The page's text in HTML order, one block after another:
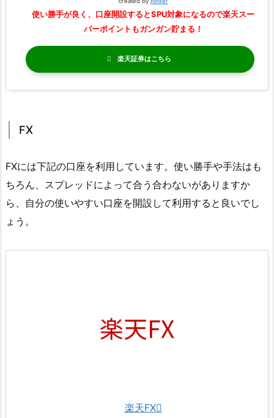
使い勝手が良く、口座開設するとSPU対象になるので楽天スー
パーポイントもガンガン貯まる！
楽天証券
FX
FXには下記の口座を利用しています。使い勝手や手法はも
ちろん、スプレッドによって合う合わないがありますか
ら、自分の使いやすい口座を開設して利用すると良いでし
ょう。
楽天FX